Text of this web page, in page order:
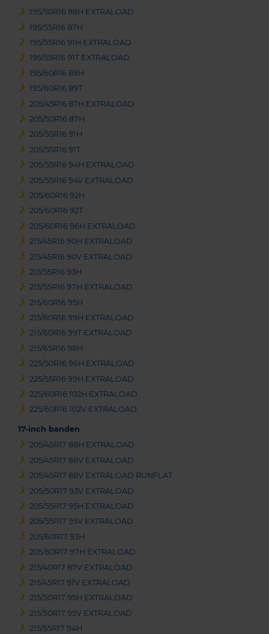
195/50R16 88H EXTRALOAD
195/55R16 87H
195/55R16 91H EXTRALOAD
195/55R16 91T EXTRALOAD
195/60R16 89H
195/60R16 89T
205/45R16 87H EXTRALOAD
205/50R16 87H
205/55R16 91H
205/55R16 91T
205/55R16 94H EXTRALOAD
205/55R16 94V EXTRALOAD
205/60R16 92H
205/60R16 92T
205/60R16 96H EXTRALOAD
215/45R16 90H EXTRALOAD
215/45R16 90V EXTRALOAD
215/55R16 93H
215/55R16 97H EXTRALOAD
215/60R16 95H
215/60R16 99H EXTRALOAD
215/60R16 99T EXTRALOAD
215/65R16 98H
225/50R16 96H EXTRALOAD
225/55R16 99H EXTRALOAD
225/60R16 102H EXTRALOAD
225/60R16 102V EXTRALOAD
17-inch banden
205/45R17 88H EXTRALOAD
205/45R17 88V EXTRALOAD
205/45R17 88V EXTRALOAD RUNFLAT
205/50R17 93V EXTRALOAD
205/55R17 95H EXTRALOAD
205/55R17 95V EXTRALOAD
205/60R17 93H
205/60R17 97H EXTRALOAD
215/40R17 87V EXTRALOAD
215/45R17 91V EXTRALOAD
215/50R17 95H EXTRALOAD
215/50R17 95V EXTRALOAD
215/55R17 94H